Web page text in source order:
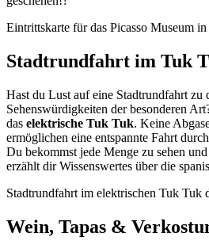
Eintrittskarte für das Picasso Museum
Stadtrundfahrt im Tuk
Hast du Lust auf eine Stadtrundfahrt zu
Sehenswürdigkeiten der besonderen
das elektrische Tuk Tuk. Keine
ermöglichen eine entspannte Fahrt
Du bekommst jede Menge zu sehen
erzählt dir Wissenswertes über die
Stadtrundfahrt im elektrischen Tuk Tuk
Wein, Tapas &